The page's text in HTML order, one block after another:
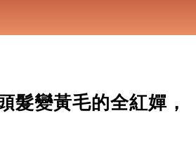
髮變黃毛的全紅嬋